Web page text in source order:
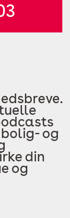
og
din
og